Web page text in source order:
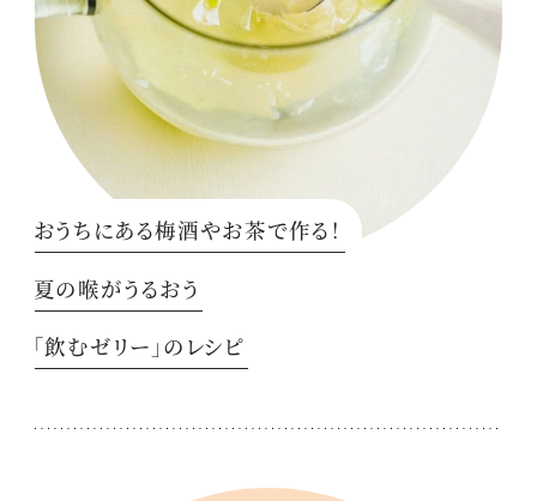
おうちにある梅酒やお茶で作る！
夏の喉がうるおう
「飲むゼリー」のレシピ